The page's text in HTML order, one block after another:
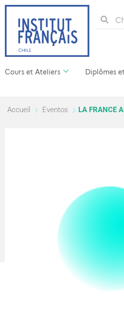
Cours et Ateliers Diplômes
Accueil Eventos LA FRANCE